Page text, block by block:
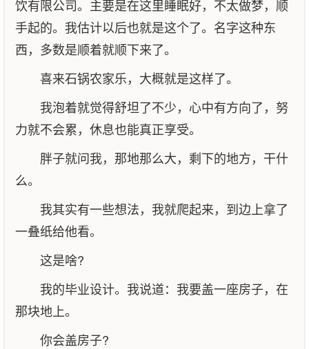
饮有限公司。主要是在这里睡眠好，不太做梦，顺
手起的。我估计以后也就是这个了。名字这种东
西，多数是顺着就顺下来了。
喜来石锅农家乐，大概就是这样了。
我泡着就觉得舒坦了不少，心中有方向了，努
力就不会累，休息也能真正享受。
胖子就问我，那地那么大，剩下的地方，干什
么。
我其实有一些想法，我就爬起来，到边上拿了
一叠纸给他看。
这是啥?
我的毕业设计。我说道：我要盖一座房子，在
那块地上。
你会盖房子?